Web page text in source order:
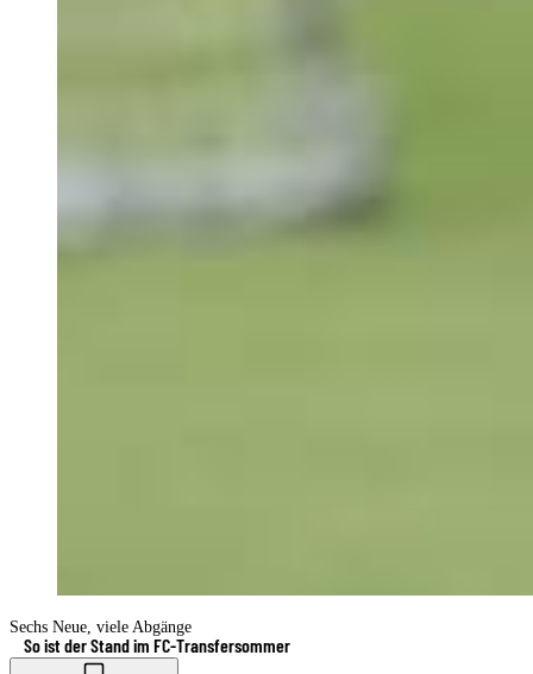
Sechs Neue, viele Abgänge
So ist der Stand im FC-Transfersommer